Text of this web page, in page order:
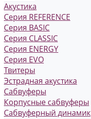
Акустика
Серия REFERENCE
Серия BASIC
Серия CLASSIC
Серия ENERGY
Серия EVO
Твитеры
Эстрадная акустика
Сабвуферы
Корпусные сабвуферы
Сабвуферный динамик